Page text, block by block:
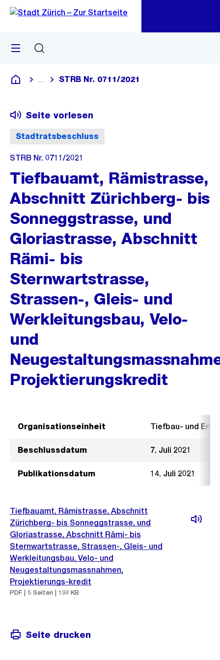
Navigation
Sprunglink
Menü
Deutsch
Blende alle Breadcrumbs ein
STRB Nr. 0711/2021
Stadtratsbeschluss
Seite vorlesen
STRB Nr. 0711/2021
Tiefbauamt, Rämistrasse,
Abschnitt Zürichberg- bis
Sonneggstrasse, und
Gloriastrasse, Abschnitt
Rämi- bis
Sternwartstrasse,
Strassen-, Gleis- und
Werkleitungsbau, Velo-
und
Projektierungskredit
Organisationseinheit Tiefbau- und
Beschlussdatum 7. Juli 2021
Publikationsdatum 14. Juli 2021
Tiefbauamt, Rämistrasse, Abschnitt
Zürichberg- bis Sonneggstrasse, und
Gloriastrasse, Abschnitt Rämi- bis
Sternwartstrasse, Strassen-, Gleis- und
Werkleitungsbau, Velo- und
Neugestaltungsmassnahmen,
Projektierungs-kredit
PDF | 5 Seiten | 192 KB
Seite drucken